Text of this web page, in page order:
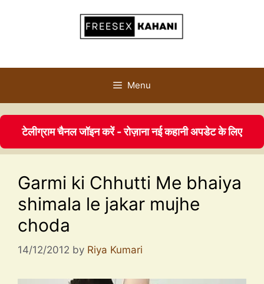
Menu
टेलीग्राम चैनल जॉइन करें - रोज़ाना नई कहानी अपडेट के लिए
Garmi ki Chhutti Me bhaiya
shimala le jakar mujhe
choda
14/12/2012 by Riya Kumari